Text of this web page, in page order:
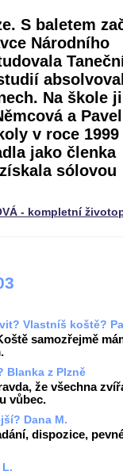
S baletem
Národního
Na škole ji
a Pavel
v roce 1999
jako členka
sólovou
- kompletní
Vlastníš koště?
samozřejmě
Blanka z Plzně
že všechna
vůbec.
Dana M.
dispozice,